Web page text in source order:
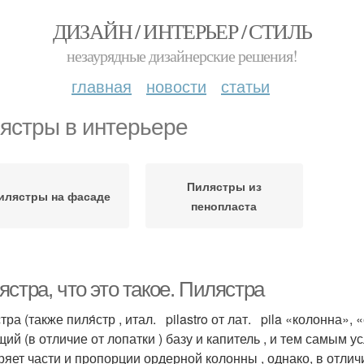
ДИЗАЙН / ИНТЕРЬЕР / СТИЛЬ
незаурядные дизайнерские решения!
главная новости статьи
в интерьере
на фасаде
Пилястры из
пенопласта
что это такое. Пилястра
(также пиля́стр , итал. pilastro от лат. pila «колонна»,
(в отличие от лопатки ) базу и капитель , и тем самым
части и пропорции ордерной колонны , однако, в